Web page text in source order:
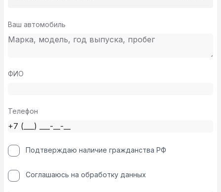
Ваш автомобиль
ФИО
Телефон
Подтверждаю наличие гражданства РФ
Соглашаюсь на обработку данных